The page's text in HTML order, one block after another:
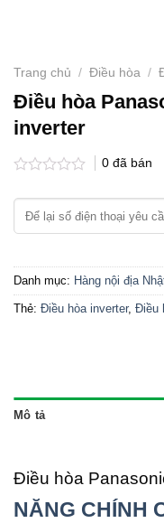
Trang chủ / Điều hòa /
Điều hòa
inverter
xếp
hạng
0
0đã bán
Danh mục: Hàng nội địa
Thẻ: Điều hòa inverter, Điều
Mô tả
Điều hòa
NĂNG CHÍNH